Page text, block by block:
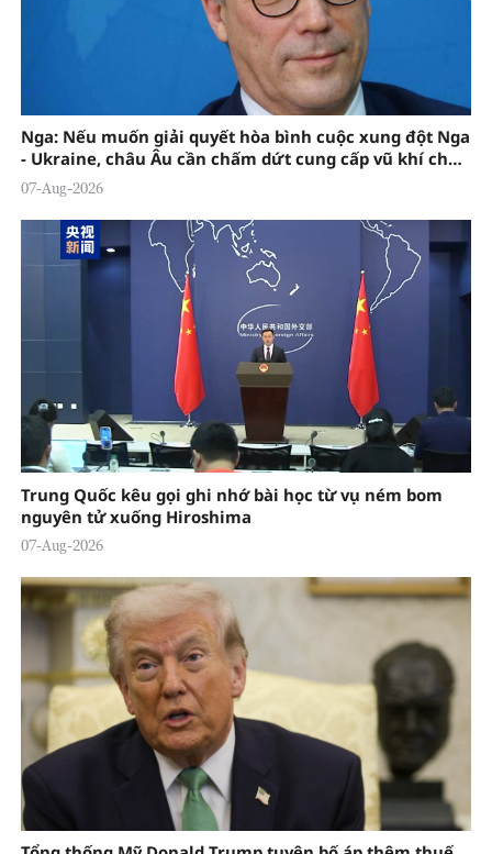
Nga: Nếu muốn giải quyết hòa bình cuộc xung đột Nga
- Ukraine, châu Âu cần chấm dứt cung cấp vũ khí cho
Ukraine
07-Aug-2026
Trung Quốc kêu gọi ghi nhớ bài học từ vụ ném bom
nguyên tử xuống Hiroshima
07-Aug-2026